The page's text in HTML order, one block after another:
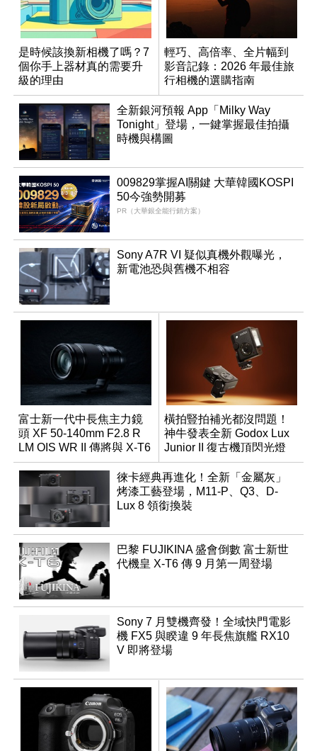
是時候該換新相機了嗎？7
個你手上器材真的需要升
級的理由
輕巧、高倍率、全片幅到
影音記錄：2026 年最佳旅
行相機的選購指南
全新銀河預報 App「Milky Way
Tonight」登場，一鍵掌握最佳拍攝
時機與構圖
009829掌握AI關鍵 大華韓國KOSPI
50今強勢開募
PR（大華銀全能行銷方案）
Sony A7R VI 疑似真機外觀曝光，
新電池恐與舊機不相容
富士新一代中長焦主力鏡
頭 XF 50-140mm F2.8 R
LM OIS WR II 傳將與 X-T6
同步亮相
橫拍豎拍補光都沒問題！
神牛發表全新 Godox Lux
Junior II 復古機頂閃光燈
徠卡經典再進化！全新「金屬灰」
烤漆工藝登場，M11-P、Q3、D-
Lux 8 領銜換裝
巴黎 FUJIKINA 盛會倒數 富士新世
代機皇 X-T6 傳 9 月第一周登場
Sony 7 月雙機齊發！全域快門電影
機 FX5 與睽違 9 年長焦旗艦 RX10
V 即將登場